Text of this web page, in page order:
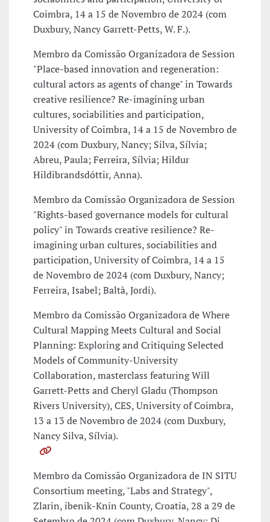
Coimbra, 14 a 15 de Novembro de 2024 (com
Duxbury, Nancy Garrett-Petts, W. F.).
Membro da Comissão Organizadora de Session
"Place-based innovation and regeneration:
cultural actors as agents of change" in Towards
creative resilience? Re-imagining urban
cultures, sociabilities and participation,
University of Coimbra, 14 a 15 de Novembro de
2024 (com Duxbury, Nancy; Silva, Sílvia;
Abreu, Paula; Ferreira, Sílvia; Hildur
Hildibrandsdóttir, Anna).
Membro da Comissão Organizadora de Session
"Rights-based governance models for cultural
policy" in Towards creative resilience? Re-
imagining urban cultures, sociabilities and
participation, University of Coimbra, 14 a 15
de Novembro de 2024 (com Duxbury, Nancy;
Ferreira, Isabel; Baltà, Jordi).
Membro da Comissão Organizadora de Where
Cultural Mapping Meets Cultural and Social
Planning: Exploring and Critiquing Selected
Models of Community-University
Collaboration, masterclass featuring Will
Garrett-Petts and Cheryl Gladu (Thompson
Rivers University), CES, University of Coimbra,
13 a 13 de Novembro de 2024 (com Duxbury,
Nancy Silva, Sílvia).
Membro da Comissão Organizadora de IN SITU
Consortium meeting, "Labs and Strategy",
Zlarin, ibenik-Knin County, Croatia, 28 a 29 de